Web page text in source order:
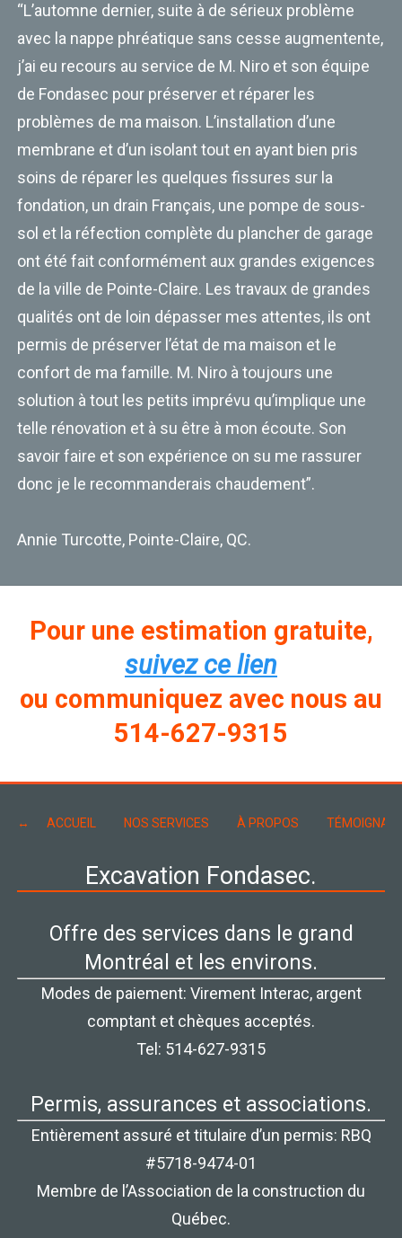
“L’automne dernier, suite à de sérieux problème
avec la nappe phréatique sans cesse augmentente,
j’ai eu recours au service de M. Niro et son équipe
de Fondasec pour préserver et réparer les
problèmes de ma maison. L’installation d’une
membrane et d’un isolant tout en ayant bien pris
soins de réparer les quelques fissures sur la
fondation, un drain Français, une pompe de sous-
sol et la réfection complète du plancher de garage
ont été fait conformément aux grandes exigences
de la ville de Pointe-Claire. Les travaux de grandes
qualités ont de loin dépasser mes attentes, ils ont
permis de préserver l’état de ma maison et le
confort de ma famille. M. Niro à toujours une
solution à tout les petits imprévu qu’implique une
telle rénovation et à su être à mon écoute. Son
savoir faire et son expérience on su me rassurer
donc je le recommanderais chaudement”.
Annie Turcotte, Pointe-Claire, QC.
Pour une estimation gratuite,
suivez ce lien
ou communiquez avec nous au
514-627-9315
ACCUEIL NOS SERVICES À PROPOS
Excavation Fondasec.
Offre des services dans le grand
Montréal et les environs.
Modes de paiement: Virement Interac, argent
comptant et chèques acceptés.
Tel: 514-627-9315
Permis, assurances et associations.
Entièrement assuré et titulaire d’un permis: RBQ
#5718-9474-01
Membre de l’Association de la construction du
Québec.